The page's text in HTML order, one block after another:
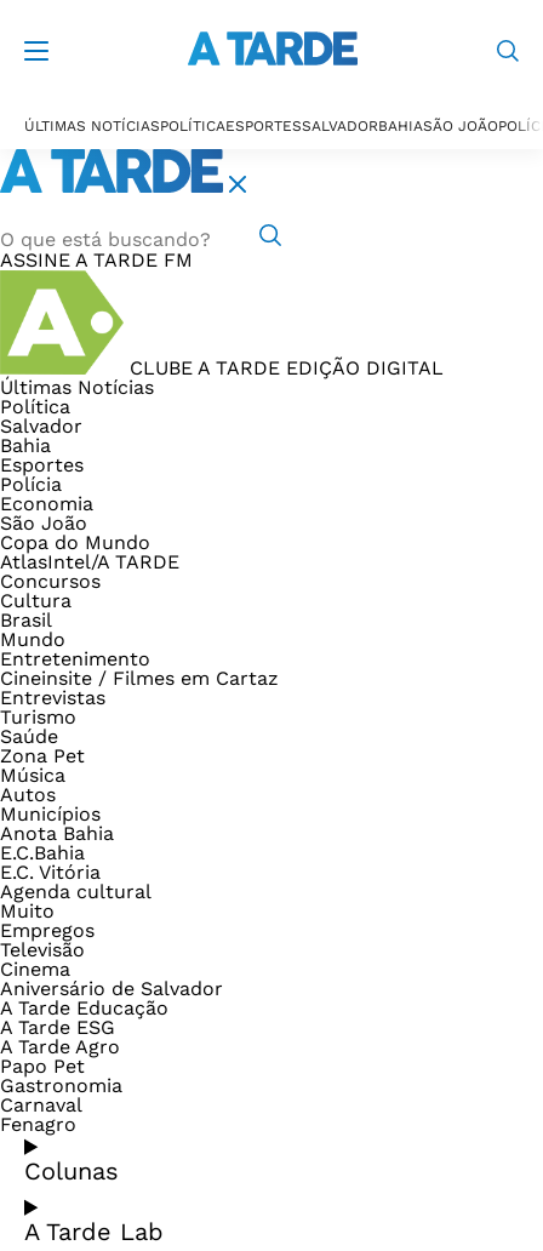
ÚLTIMAS NOTÍCIASPOLÍTICAESPORTESSALVADORBAHIASÃO JOÃO
ASSINE A TARDE FM
CLUBE A TARDE EDIÇÃO DIGITAL
Últimas Notícias
Política
Salvador
Bahia
Esportes
Polícia
Economia
São João
Copa do Mundo
AtlasIntel/A TARDE
Concursos
Cultura
Brasil
Mundo
Entretenimento
Cineinsite / Filmes em Cartaz
Entrevistas
Turismo
Saúde
Zona Pet
Música
Autos
Municípios
Anota Bahia
E.C.Bahia
E.C. Vitória
Agenda cultural
Muito
Empregos
Televisão
Cinema
Aniversário de Salvador
A Tarde Educação
A Tarde ESG
A Tarde Agro
Papo Pet
Gastronomia
Carnaval
Fenagro
Colunas
A Tarde Lab